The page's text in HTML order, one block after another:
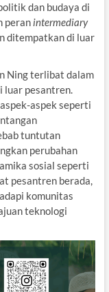
dan budaya di
peran intermediary
ditempatkan di luar
Ning terlibat dalam
luar pesantren.
aspek seperti
tuntutan
perubahan
sosial seperti
pesantren berada,
komunitas
teknologi